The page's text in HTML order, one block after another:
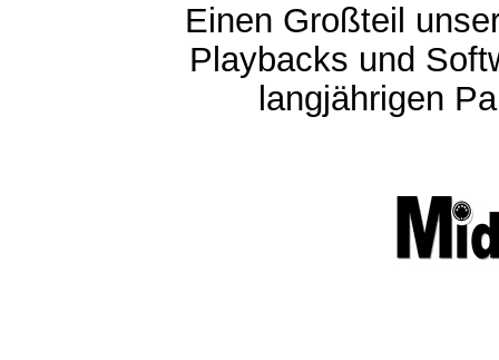
Einen Großteil
Playbacks und
langjährigen